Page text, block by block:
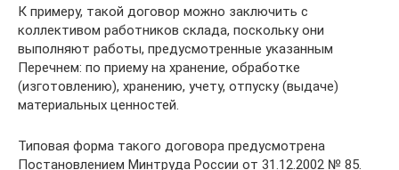
К примеру, такой договор можно заключить с
коллективом работников склада, поскольку они
выполняют работы, предусмотренные указанным
Перечнем: по приему на хранение, обработке
(изготовлению), хранению, учету, отпуску (выдаче)
материальных ценностей.
Типовая форма такого договора предусмотрена
Постановлением Минтруда России от 31.12.2002 № 85.